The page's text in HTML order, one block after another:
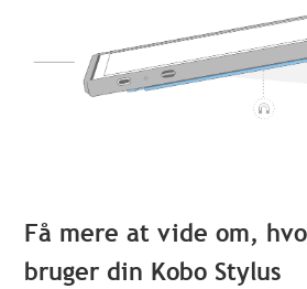
Få mere at vide om,
bruger din Kobo Stylus